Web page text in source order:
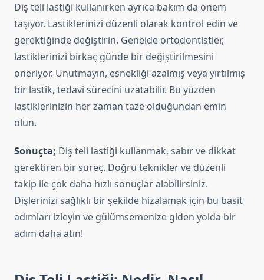
Diş teli lastiği kullanırken ayrıca bakım da önem
taşıyor. Lastiklerinizi düzenli olarak kontrol edin ve
gerektiğinde değiştirin. Genelde ortodontistler,
lastiklerinizi birkaç günde bir değiştirilmesini
öneriyor. Unutmayın, esnekliği azalmış veya yırtılmış
bir lastik, tedavi sürecini uzatabilir. Bu yüzden
lastiklerinizin her zaman taze olduğundan emin
olun.
Sonuçta; Diş teli lastiği kullanmak, sabır ve dikkat
gerektiren bir süreç. Doğru teknikler ve düzenli
takip ile çok daha hızlı sonuçlar alabilirsiniz.
Dişlerinizi sağlıklı bir şekilde hizalamak için bu basit
adımları izleyin ve gülümsemenize giden yolda bir
adım daha atın!